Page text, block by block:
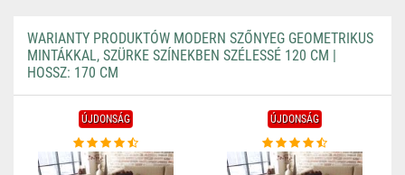
WARIANTY PRODUKTÓW MODERN SZŐNYEG GEOMETRIKUS
MINTÁKKAL, SZÜRKE SZÍNEKBEN SZÉLESSÉ 120 CM |
HOSSZ: 170 CM
ÚJDONSÁG ÚJDONSÁG